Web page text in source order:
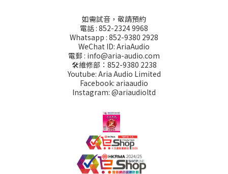
如需試音，敬請預約
電話 : 852-2324 9968
Whatsapp : 852-9380 2928
WeChat ID: AriaAudio
電郵 : info@aria-audio.com
🛠️維修部： 852-9380 2238
Youtube: Aria Audio Limited
Facebook: ariaaudio
Instagram: @ariaudioltd